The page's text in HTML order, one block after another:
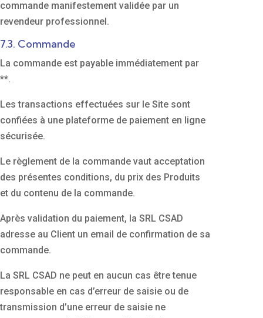
commande manifestement validée par un
revendeur professionnel.
7.3. Commande
La commande est payable immédiatement par
**.
Les transactions effectuées sur le Site sont
confiées à une plateforme de paiement en ligne
sécurisée.
Le règlement de la commande vaut acceptation
des présentes conditions, du prix des Produits
et du contenu de la commande.
Après validation du paiement, la SRL CSAD
adresse au Client un email de confirmation de sa
commande.
La SRL CSAD ne peut en aucun cas être tenue
responsable en cas d’erreur de saisie ou de
transmission d’une erreur de saisie ne